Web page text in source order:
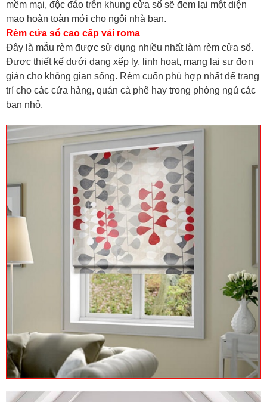
mềm mại, độc đáo trên khung cửa sổ sẽ đem lại một diện
mạo hoàn toàn mới cho ngôi nhà bạn.
Rèm cửa sổ cao cấp vải roma
Đây là mẫu rèm được sử dụng nhiều nhất làm rèm cửa sổ.
Được thiết kế dưới dạng xếp ly, linh hoạt, mang lại sự đơn
giản cho không gian sống. Rèm cuốn phù hợp nhất để trang
trí cho các cửa hàng, quán cà phê hay trong phòng ngủ các
bạn nhỏ.